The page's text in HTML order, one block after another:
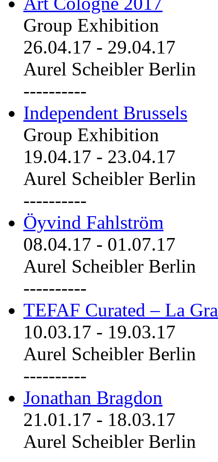
Group Exhibition
26.04.17 - 29.04.17
Aurel Scheibler Berlin
----------
Independent Brussels
Group Exhibition
19.04.17 - 23.04.17
Aurel Scheibler Berlin
----------
Öyvind Fahlström
08.04.17 - 01.07.17
Aurel Scheibler Berlin
----------
TEFAF Curated – La
10.03.17 - 19.03.17
Aurel Scheibler Berlin
----------
Jonathan Bragdon
21.01.17 - 18.03.17
Aurel Scheibler Berlin